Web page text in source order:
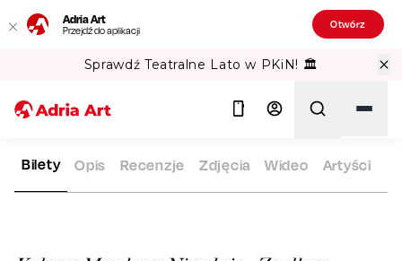
Adria Art
Przejdź do aplikacji Otwórz
Sprawdź Teatralne Lato w PKiN! 🏛️
ADRIA ART REPERTUAR KABARET MORALNEGO
Bilety Opis Recenzje Zdjęcia Wideo Artyści